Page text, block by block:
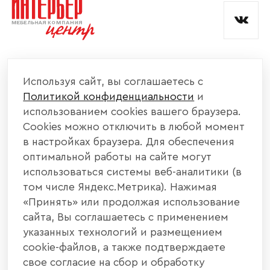
КАТАЛОГ МЕБЕЛИ
ИНФОРМАЦИЯ
НАШИ КОНТАКТЫ
+7 800 700 20 58
440004, г. Пенза, ул. Рябова, д. 31
Используя сайт, вы соглашаетесь с
Политикой конфиденциальности и
использованием cookies вашего браузера.
Cookies можно отключить в любой момент
в настройках браузера. Для обеспечения
оптимальной работы на сайте могут
использоваться системы веб-аналитики (в
том числе Яндекс.Метрика). Нажимая
«Принять» или продолжая использование
сайта, Вы соглашаетесь с применением
указанных технологий и размещением
cookie-файлов, а также подтверждаете
свое согласие на сбор и обработку